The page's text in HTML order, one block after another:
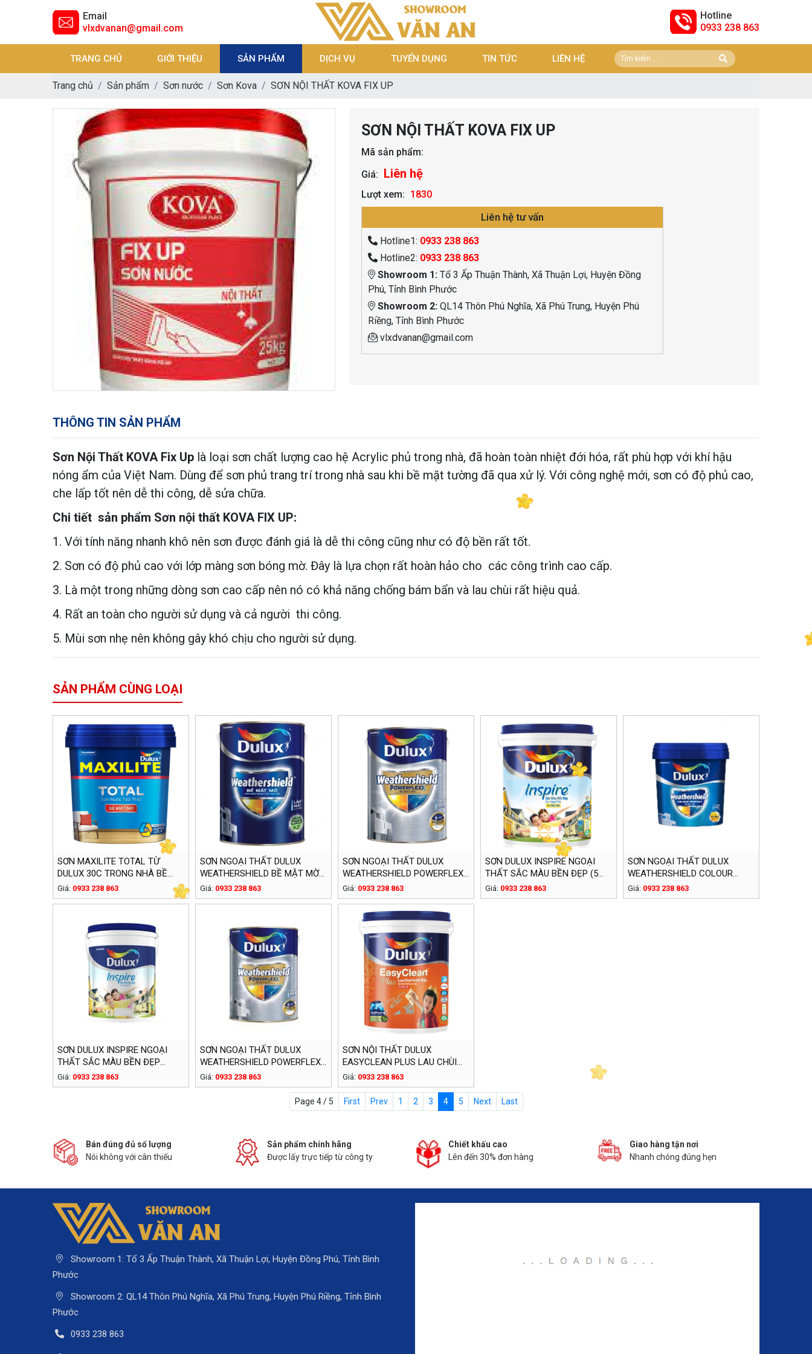
Email
vlxdvanan@gmail.com
Hotline
0933 238 863
TRANG CHỦ GIỚI THIỆU SẢN PHẨM DỊCH VỤ TUYỂN DỤNG TIN TỨC LIÊN HỆ
Trang chủ Sản phẩm Sơn nước Sơn Kova SƠN NỘI THẤT KOVA FIX UP
SƠN NỘI THẤT KOVA FIX UP
Mã sản phẩm:
Giá: Liên hệ
Lượt xem: 1830
Liên hệ tư vấn
Hotline1: 0933 238 863
Hotline2: 0933 238 863
Showroom 1: Tổ 3 Ấp Thuận Thành, Xã Thuận Lợi, Huyện Đồng
Phú, Tỉnh Bình Phước
Showroom 2: QL14 Thôn Phú Nghĩa, Xã Phú Trung, Huyện Phú
Riềng, Tỉnh Bình Phước
vlxdvanan@gmail.com
THÔNG TIN SẢN PHẨM
Sơn Nội Thất KOVA Fix Up là loại sơn chất lượng cao hệ Acrylic phủ trong nhà, đã hoàn toàn nhiệt đới hóa, rất phù hợp với khí hậu
nóng ẩm của Việt Nam. Dùng để sơn phủ trang trí trong nhà sau khi bề mặt tường đã qua xử lý. Với công nghệ mới, sơn có độ phủ cao,
che lấp tốt nên dễ thi công, dễ sửa chữa.
Chi tiết sản phẩm Sơn nội thất KOVA FIX UP:
1. Với tính năng nhanh khô nên sơn được đánh giá là dễ thi công cũng như có độ bền rất tốt.
2. Sơn có độ phủ cao với lớp màng sơn bóng mờ. Đây là lựa chọn rất hoàn hảo cho các công trình cao cấp.
3. Là một trong những dòng sơn cao cấp nên nó có khả năng chống bám bẩn và lau chùi rất hiệu quả.
4. Rất an toàn cho người sử dụng và cả người thi công.
5. Mùi sơn nhẹ nên không gây khó chịu cho người sử dụng.
SẢN PHẨM CÙNG LOẠI
SƠN MAXILITE TOTAL TỪ
DULUX 30C TRONG NHÀ BỀ
MẶT MỜ (15 LÍT)
Giá: 0933 238 863
SƠN NGOẠI THẤT DULUX
WEATHERSHIELD BỀ MẶT MỜ
(5 LÍT)
Giá: 0933 238 863
SƠN NGOẠI THẤT DULUX
WEATHERSHIELD POWERFLEXX
(5 LÍT)
Giá: 0933 238 863
SƠN DULUX INSPIRE NGOẠI
THẤT SẮC MÀU BỀN ĐẸP (5
LÍT)
Giá: 0933 238 863
SƠN NGOẠI THẤT DULUX
WEATHERSHIELD COLOUR
PROTECT BỀ MẶT BÓNG E023
(15 LÍT)
Giá: 0933 238 863
SƠN DULUX INSPIRE NGOẠI
THẤT SẮC MÀU BỀN ĐẸP
BÓNG (18 LÍT)
Giá: 0933 238 863
SƠN NGOẠI THẤT DULUX
WEATHERSHIELD POWERFLEXX
BỀ MẶT BÓNG GJ8B (5 LÍT)
Giá: 0933 238 863
SƠN NỘI THẤT DULUX
EASYCLEAN PLUS LAU CHÙI
VƯỢT BẬC (18 LÍT)
Giá: 0933 238 863
Page 4 / 5 First Prev 1 2 3 4 5 Next Last
Bán đúng đủ số lượng
Nói không với cân thiếu
Sản phẩm chính hãng
Được lấy trực tiếp từ công ty
Chiết khấu cao
Lên đến 30% đơn hàng
Giao hàng tận nơi
Nhanh chóng đúng hẹn
Showroom 1: Tổ 3 Ấp Thuận Thành, Xã Thuận Lợi, Huyện Đồng Phú, Tỉnh Bình
Phước
Showroom 2: QL14 Thôn Phú Nghĩa, Xã Phú Trung, Huyện Phú Riềng, Tỉnh Bình
Phước
0933 238 863